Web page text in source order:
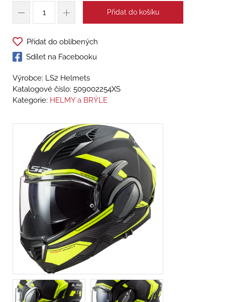
Přidat do košíku
Přidat do oblíbených
Sdílet na Facebooku
Výrobce: LS2 Helmets
Katalogové číslo: 509002254XS
Kategorie: HELMY a BRÝLE